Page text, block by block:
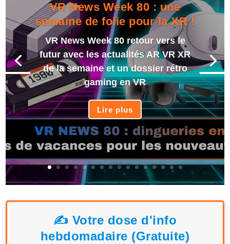
VR News Week 80 : une
semaine de folie pour la XR !
VR News Week 80 retour vers le
futur avec les actualités AR VR XR
de la semaine et un dossier rétro
gaming en VR
Lire plus
✍️ Votre dose d'info
hebdomadaire (Gratuite)